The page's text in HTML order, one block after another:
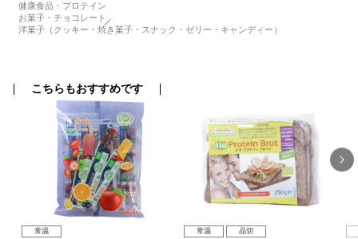
健康食品・プロテイン
お菓子・チョコレート
洋菓子（クッキー・焼き菓子・スナック・ゼリー・キャンディー）
こちらもおすすめです
常温 常温 品切